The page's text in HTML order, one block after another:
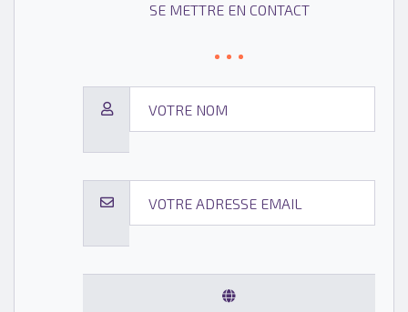
SE METTRE EN CONTACT